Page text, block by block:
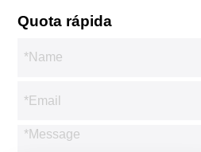
Quota rápida